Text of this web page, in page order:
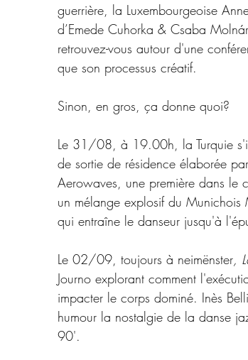
guerrière, la Luxembourgeoise
d’Emede Cuhorka & Csaba
retrouvez-vous autour d'une
que son processus créatif.
Sinon, en gros, ça donne quoi?
Le 31/08, à 19.00h, la Turquie
de sortie de résidence élaborée
Aerowaves, une première dans le
un mélange explosif du Munichois
qui entraîne le danseur jusqu'à
Le 02/09, toujours à neimënster,
Journo explorant comment
impacter le corps dominé. Inès
humour la nostalgie de la danse
90'.